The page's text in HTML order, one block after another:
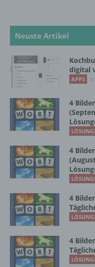
Neuste Artikel
digital
APPS
4
4
4
4
Verknüpfung,
d)
Markierung
künftige
e) Profiling
Profiling ist
Verarbeitung
darin besteht,
die sich auf
zu bewerten,
bezüglich